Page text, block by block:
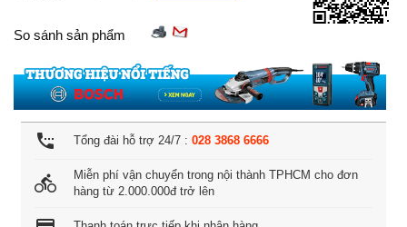
So sánh sản phẩm
settings_phone Tổng đài hỗ trợ 24/7 : 028 3868 6666
directions_bike
Miễn phí vận chuyển trong nội thành TPHCM cho đơn
hàng từ 2.000.000đ trở lên